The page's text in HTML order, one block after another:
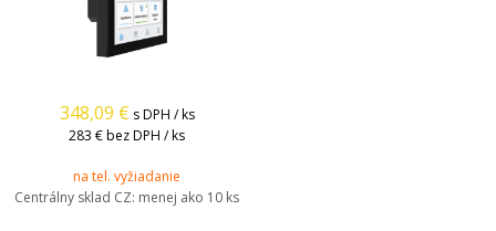
348,09 € s DPH / ks
283 €bez DPH / ks
na tel. vyžiadanie
Centrálny sklad CZ: menej ako 10 ks